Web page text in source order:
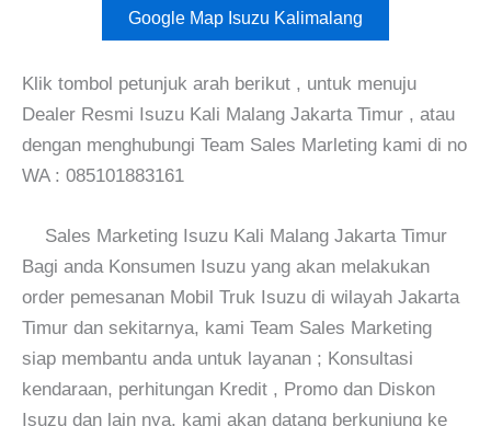
Google Map Isuzu Kalimalang
Klik tombol petunjuk arah berikut , untuk menuju
Dealer Resmi Isuzu Kali Malang Jakarta Timur , atau
dengan menghubungi Team Sales Marleting kami di no
WA : 085101883161
Sales Marketing Isuzu Kali Malang Jakarta Timur
Bagi anda Konsumen Isuzu yang akan melakukan
order pemesanan Mobil Truk Isuzu di wilayah Jakarta
Timur dan sekitarnya, kami Team Sales Marketing
siap membantu anda untuk layanan ; Konsultasi
kendaraan, perhitungan Kredit , Promo dan Diskon
Isuzu dan lain nya, kami akan datang berkunjung ke